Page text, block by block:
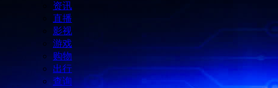
资讯
直播
影视
游戏
购物
出行
查询